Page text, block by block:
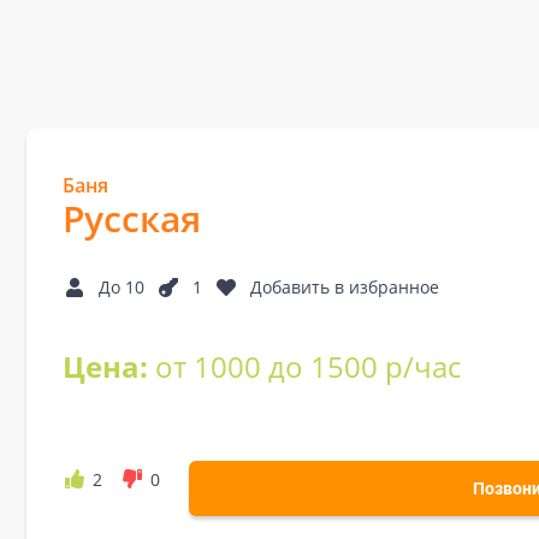
Баня
Русская
До 10 1 Добавить в избранное
Цена: от 1000 до 1500 р/час
2 0